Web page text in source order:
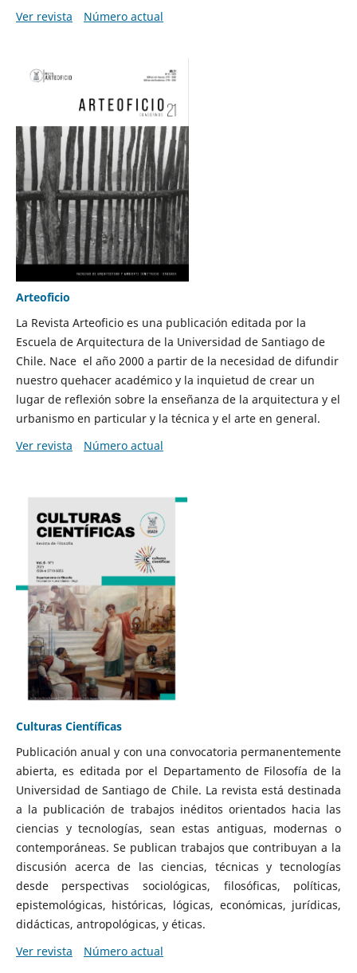
Ver revista
Número actual
Arteoficio
La Revista Arteoficio es una publicación editada por la
Escuela de Arquitectura de la Universidad de Santiago de
Chile. Nace el año 2000 a partir de la necesidad de difundir
nuestro quehacer académico y la inquietud de crear un
lugar de reflexión sobre la enseñanza de la arquitectura y el
urbanismo en particular y la técnica y el arte en general.
Ver revista
Número actual
Culturas Científicas
Publicación anual y con una convocatoria permanentemente
abierta, es editada por el Departamento de Filosofía de la
Universidad de Santiago de Chile. La revista está destinada
a la publicación de trabajos inéditos orientados hacia las
ciencias y tecnologías, sean estas antiguas, modernas o
contemporáneas. Se publican trabajos que contribuyan a la
discusión acerca de las ciencias, técnicas y tecnologías
desde perspectivas sociológicas, filosóficas, políticas,
epistemológicas, históricas, lógicas, económicas, jurídicas,
didácticas, antropológicas, y éticas.
Ver revista
Número actual